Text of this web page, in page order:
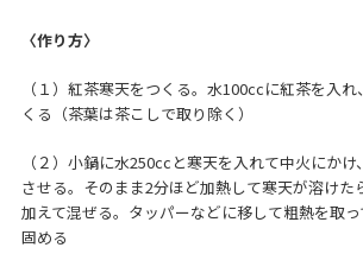
〈作り方〉
（１）紅茶寒天をつくる。水100ccに紅茶を入
くる（茶葉は茶こしで取り除く）
（２）小鍋に水250ccと寒天を入れて中火にか
させる。そのまま2分ほど加熱して寒天が溶けた
加えて混ぜる。タッパーなどに移して粗熱を取
固める